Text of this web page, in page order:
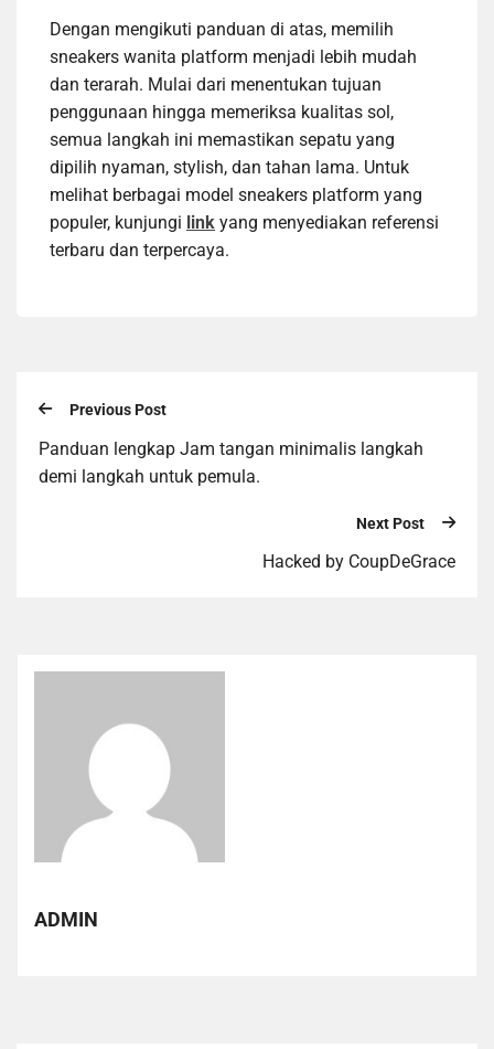
Dengan mengikuti panduan di atas, memilih
sneakers wanita platform menjadi lebih mudah
dan terarah. Mulai dari menentukan tujuan
penggunaan hingga memeriksa kualitas sol,
semua langkah ini memastikan sepatu yang
dipilih nyaman, stylish, dan tahan lama. Untuk
melihat berbagai model sneakers platform yang
populer, kunjungi link yang menyediakan referensi
terbaru dan terpercaya.
Previous Post
Panduan lengkap Jam tangan minimalis langkah
demi langkah untuk pemula.
Next Post
Hacked by CoupDeGrace
ADMIN